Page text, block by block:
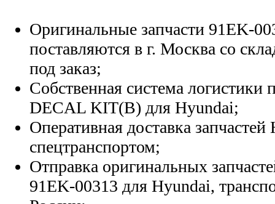
Оригинальные запчасти 91EK-
поставляются в г. Москва со
под заказ;
Собственная система логистики
DECAL KIT(B) для Hyundai;
Оперативная доставка
спецтранспортом;
Отправка оригинальных
91EK-00313 для Hyundai,